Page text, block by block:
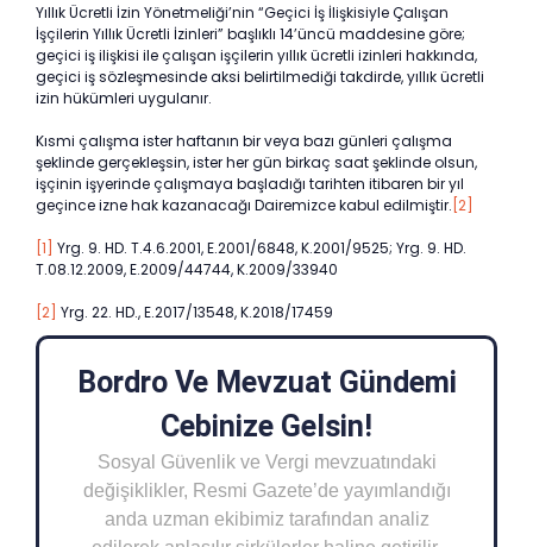
Yıllık Ücretli İzin Yönetmeliği’nin “Geçici İş İlişkisiyle Çalışan
İşçilerin Yıllık Ücretli İzinleri” başlıklı 14’üncü maddesine göre;
geçici iş ilişkisi ile çalışan işçilerin yıllık ücretli izinleri hakkında,
geçici iş sözleşmesinde aksi belirtilmediği takdirde, yıllık ücretli
izin hükümleri uygulanır.
Kısmi çalışma ister haftanın bir veya bazı günleri çalışma
şeklinde gerçekleşsin, ister her gün birkaç saat şeklinde olsun,
işçinin işyerinde çalışmaya başladığı tarihten itibaren bir yıl
geçince izne hak kazanacağı Dairemizce kabul edilmiştir. [2]
[1] Yrg. 9. HD. T.4.6.2001, E.2001/6848, K.2001/9525; Yrg. 9. HD.
T.08.12.2009, E.2009/44744, K.2009/33940
[2] Yrg. 22. HD., E.2017/13548, K.2018/17459
Bordro Ve Mevzuat Gündemi
Cebinize Gelsin!
Sosyal Güvenlik ve Vergi mevzuatındaki
değişiklikler, Resmi Gazete’de yayımlandığı
anda uzman ekibimiz tarafından analiz